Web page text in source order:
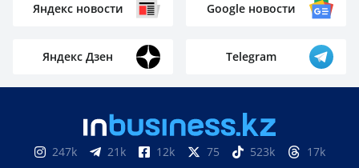
Яндекс новости Google новости
Яндекс Дзен Telegram
247k 21k 12k 75 523k 17k